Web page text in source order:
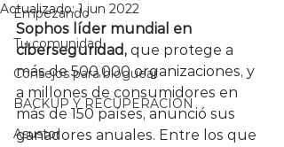
Empezando
Tu comunidad
Consejos para bloguear
BACKUP Y RECUPERACION
Asustor
Actualizado:1 jun 2022
Sophos líder mundial en
ciberseguridad, que protege a
más de 500,000 organizaciones, y
a millones de consumidores en
más de 150 países, anunció sus
ganadores anuales. Entre los que